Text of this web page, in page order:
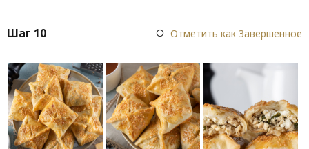
Шаг 10 Отметить как Завершенное